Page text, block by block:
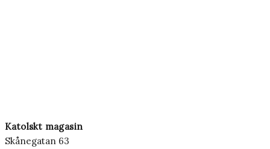
Katolskt magasin
Skånegatan 63